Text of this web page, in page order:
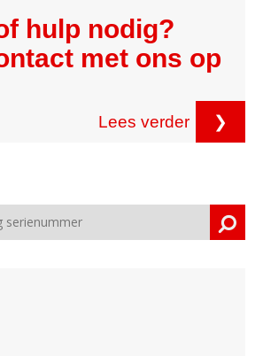
hulp nodig?
met ons op
Lees verder ❯